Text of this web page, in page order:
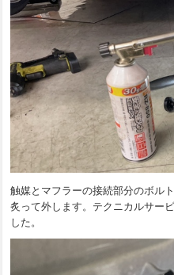
触媒とマフラーの接続部分のボル
炙って外します。テクニカルサー
した。